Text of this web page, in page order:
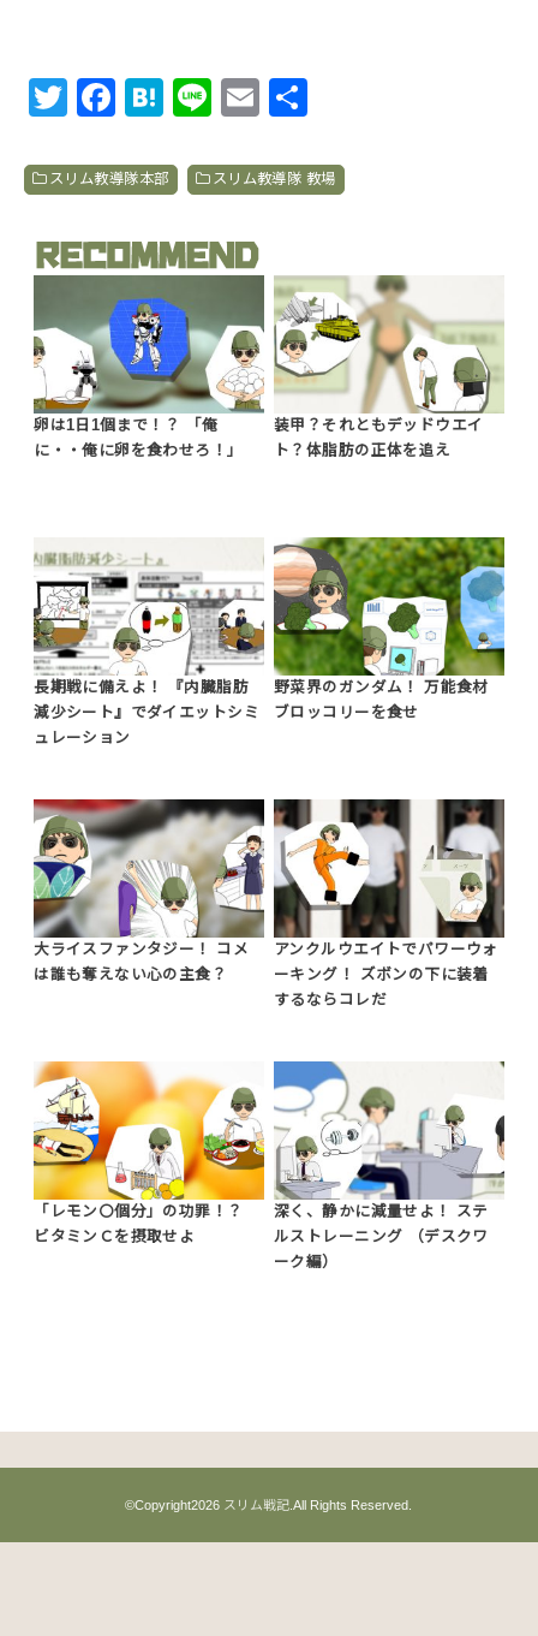
T
tt
F
c
b
o
o
k
H
e
a
Li
e
E
ail
スリム教導隊本部 スリム教導隊 教場
卵は1日1個まで！？ 「俺
に・・俺に卵を食わせろ！」
装甲？それともデッドウエイ
ト？体脂肪の正体を追え
長期戦に備えよ！ 『内臓脂肪
減少シート』でダイエットシミ
ュレーション
野菜界のガンダム！ 万能食材
ブロッコリーを食せ
大ライスファンタジー！ コメ
は誰も奪えない心の主食？
アンクルウエイトでパワーウォ
ーキング！ ズボンの下に装着
するならコレだ
「レモン〇個分」の功罪！？
ビタミンＣを摂取せよ
深く、静かに減量せよ！ ステ
ルストレーニング （デスクワ
ーク編）
©Copyright2026 スリム戦記 .All Rights Reserved.